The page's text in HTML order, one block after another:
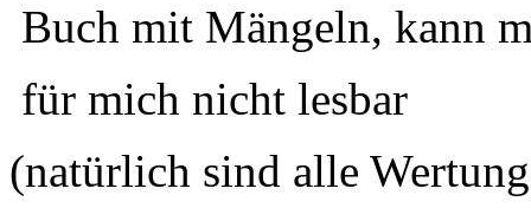
Buch mit Mängeln, kann
für mich nicht lesbar
(natürlich sind alle